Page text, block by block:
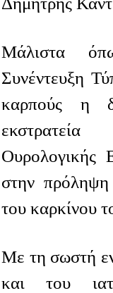
Μάλιστα
Συνέντευξη
καρπούς η
Ουρολογικής
στην πρόληψη
του καρκίνου
Με τη σωστή
και του